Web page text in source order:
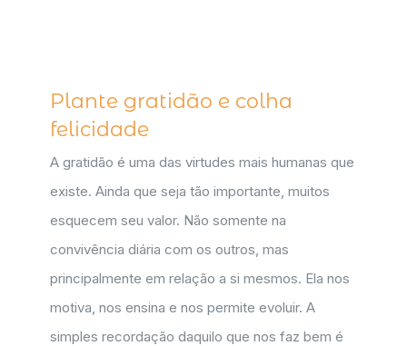
Plante gratidão e colha
felicidade
A gratidão é uma das virtudes mais humanas que
existe. Ainda que seja tão importante, muitos
esquecem seu valor. Não somente na
convivência diária com os outros, mas
principalmente em relação a si mesmos. Ela nos
motiva, nos ensina e nos permite evoluir. A
simples recordação daquilo que nos faz bem é